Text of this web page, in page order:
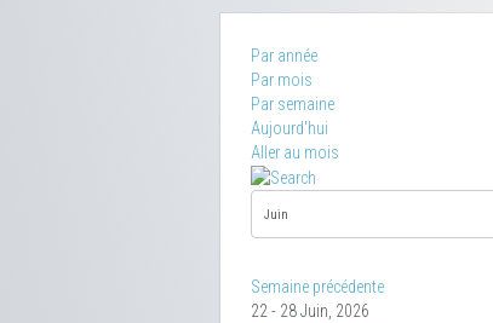
Par année
Par mois
Par semaine
Aujourd'hui
Aller au mois
Semaine précédente
22 - 28 Juin, 2026